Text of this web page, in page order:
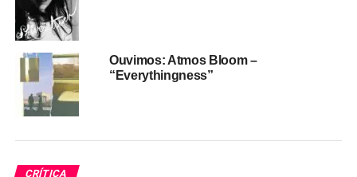
dream pop de garagem d
punk triste de
Emotional problems, com vocal lavado e passado no
autotune, tem cara de hit e provavelmente foi feita para
estourar, mas já não empolga tanto. O single
uma melodia pronta para virar hit, digamos.
Ouvimos: Atmos Bloom –
“Everythingness”
CRÍTICA